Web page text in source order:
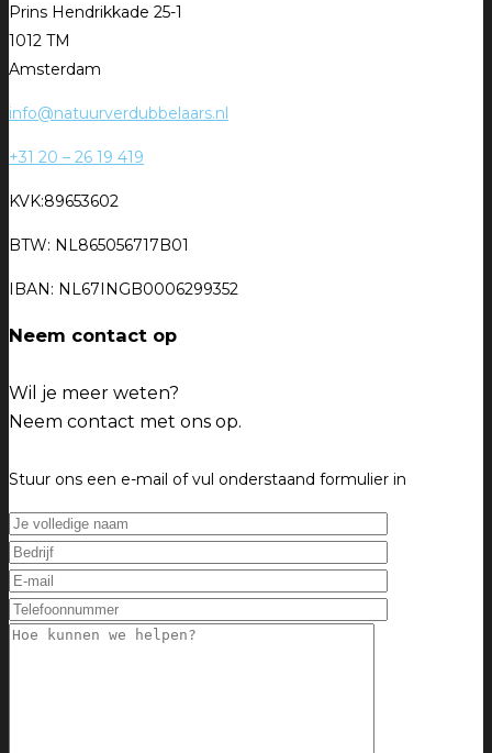
Prins Hendrikkade 25-1
1012 TM
Amsterdam
info@natuurverdubbelaars.nl
+31 20 – 26 19 419
KVK:89653602
BTW: NL865056717B01
IBAN: NL67INGB0006299352
Neem contact op
Wil je meer weten?
Neem contact met ons op.
Stuur ons een e-mail of vul onderstaand formulier in